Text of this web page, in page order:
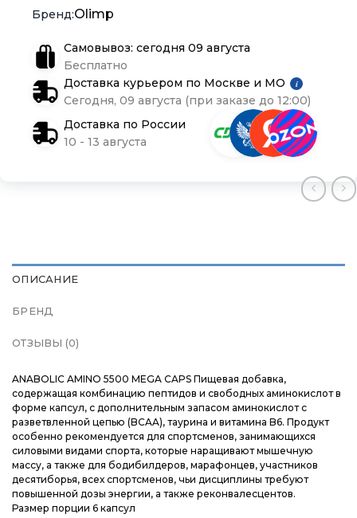
Olimp
Самовывоз: сегодня 09 августа
Бесплатно
Доставка курьером по Москве и МО
i
Сегодня, 09 августа (при заказе до 12:00)
Доставка по России
10 - 13 августа
ОПИСАНИЕ
БРЕНД
ОТЗЫВЫ (0)
ANABOLIC AMINO 5500 MEGA CAPS Пищевая добавка,
содержащая комбинацию пептидов и свободных аминокислот в
форме капсул, с дополнительным запасом аминокислот с
разветвленной цепью (BCAA), таурина и витамина B6. Продукт
особенно рекомендуется для спортсменов, занимающихся
силовыми видами спорта, которые наращивают мышечную
массу, а также для бодибилдеров, марафонцев, участников
десятиборья, всех спортсменов, чьи дисциплины требуют
повышенной дозы энергии, а также реконвалесцентов.
Размер порции 6 капсул
Каталог
Бренды
Подарочные сертификаты
Магазины
Блог
Каталог
Бренды
Подарочные сертификаты
Магазины
Блог
Каталог
Бренды
Подарочные сертификаты
Магазины
Блог